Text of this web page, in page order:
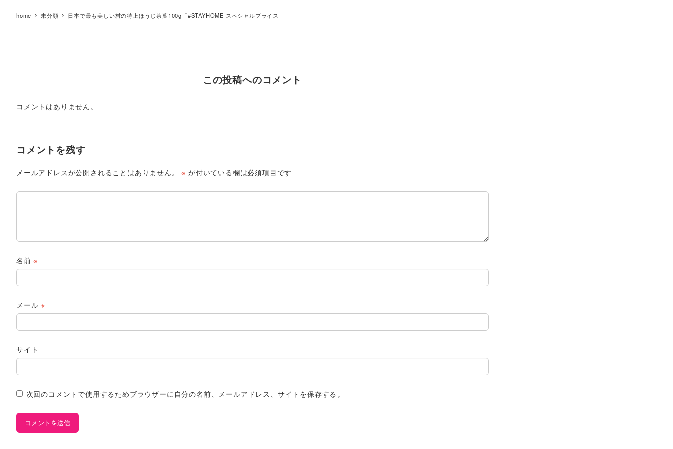
home 未分類 日本で最も美しい村の特上ほうじ茶葉100g「#STAYHOME スペシャルプライス」
この投稿へのコメント
コメントはありません。
コメントを残す
メールアドレスが公開されることはありません。 ※ が付いている欄は必須項目です
名前※
メール※
サイト
次回のコメントで使用するためブラウザーに自分の名前、メールアドレス、サイトを保存する。